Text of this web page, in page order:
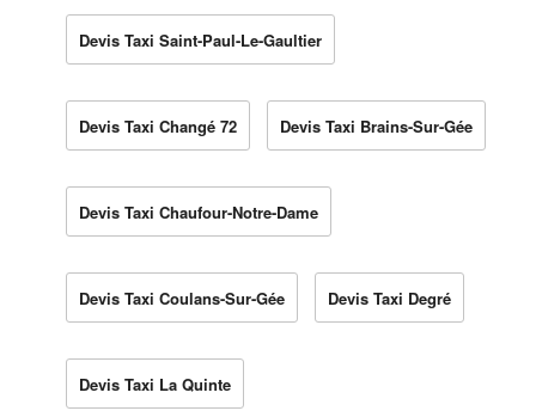
Devis Taxi Saint-Paul-Le-Gaultier
Devis Taxi Changé 72 Devis Taxi Brains-Sur-Gée
Devis Taxi Chaufour-Notre-Dame
Devis Taxi Coulans-Sur-Gée Devis Taxi Degré
Devis Taxi La Quinte